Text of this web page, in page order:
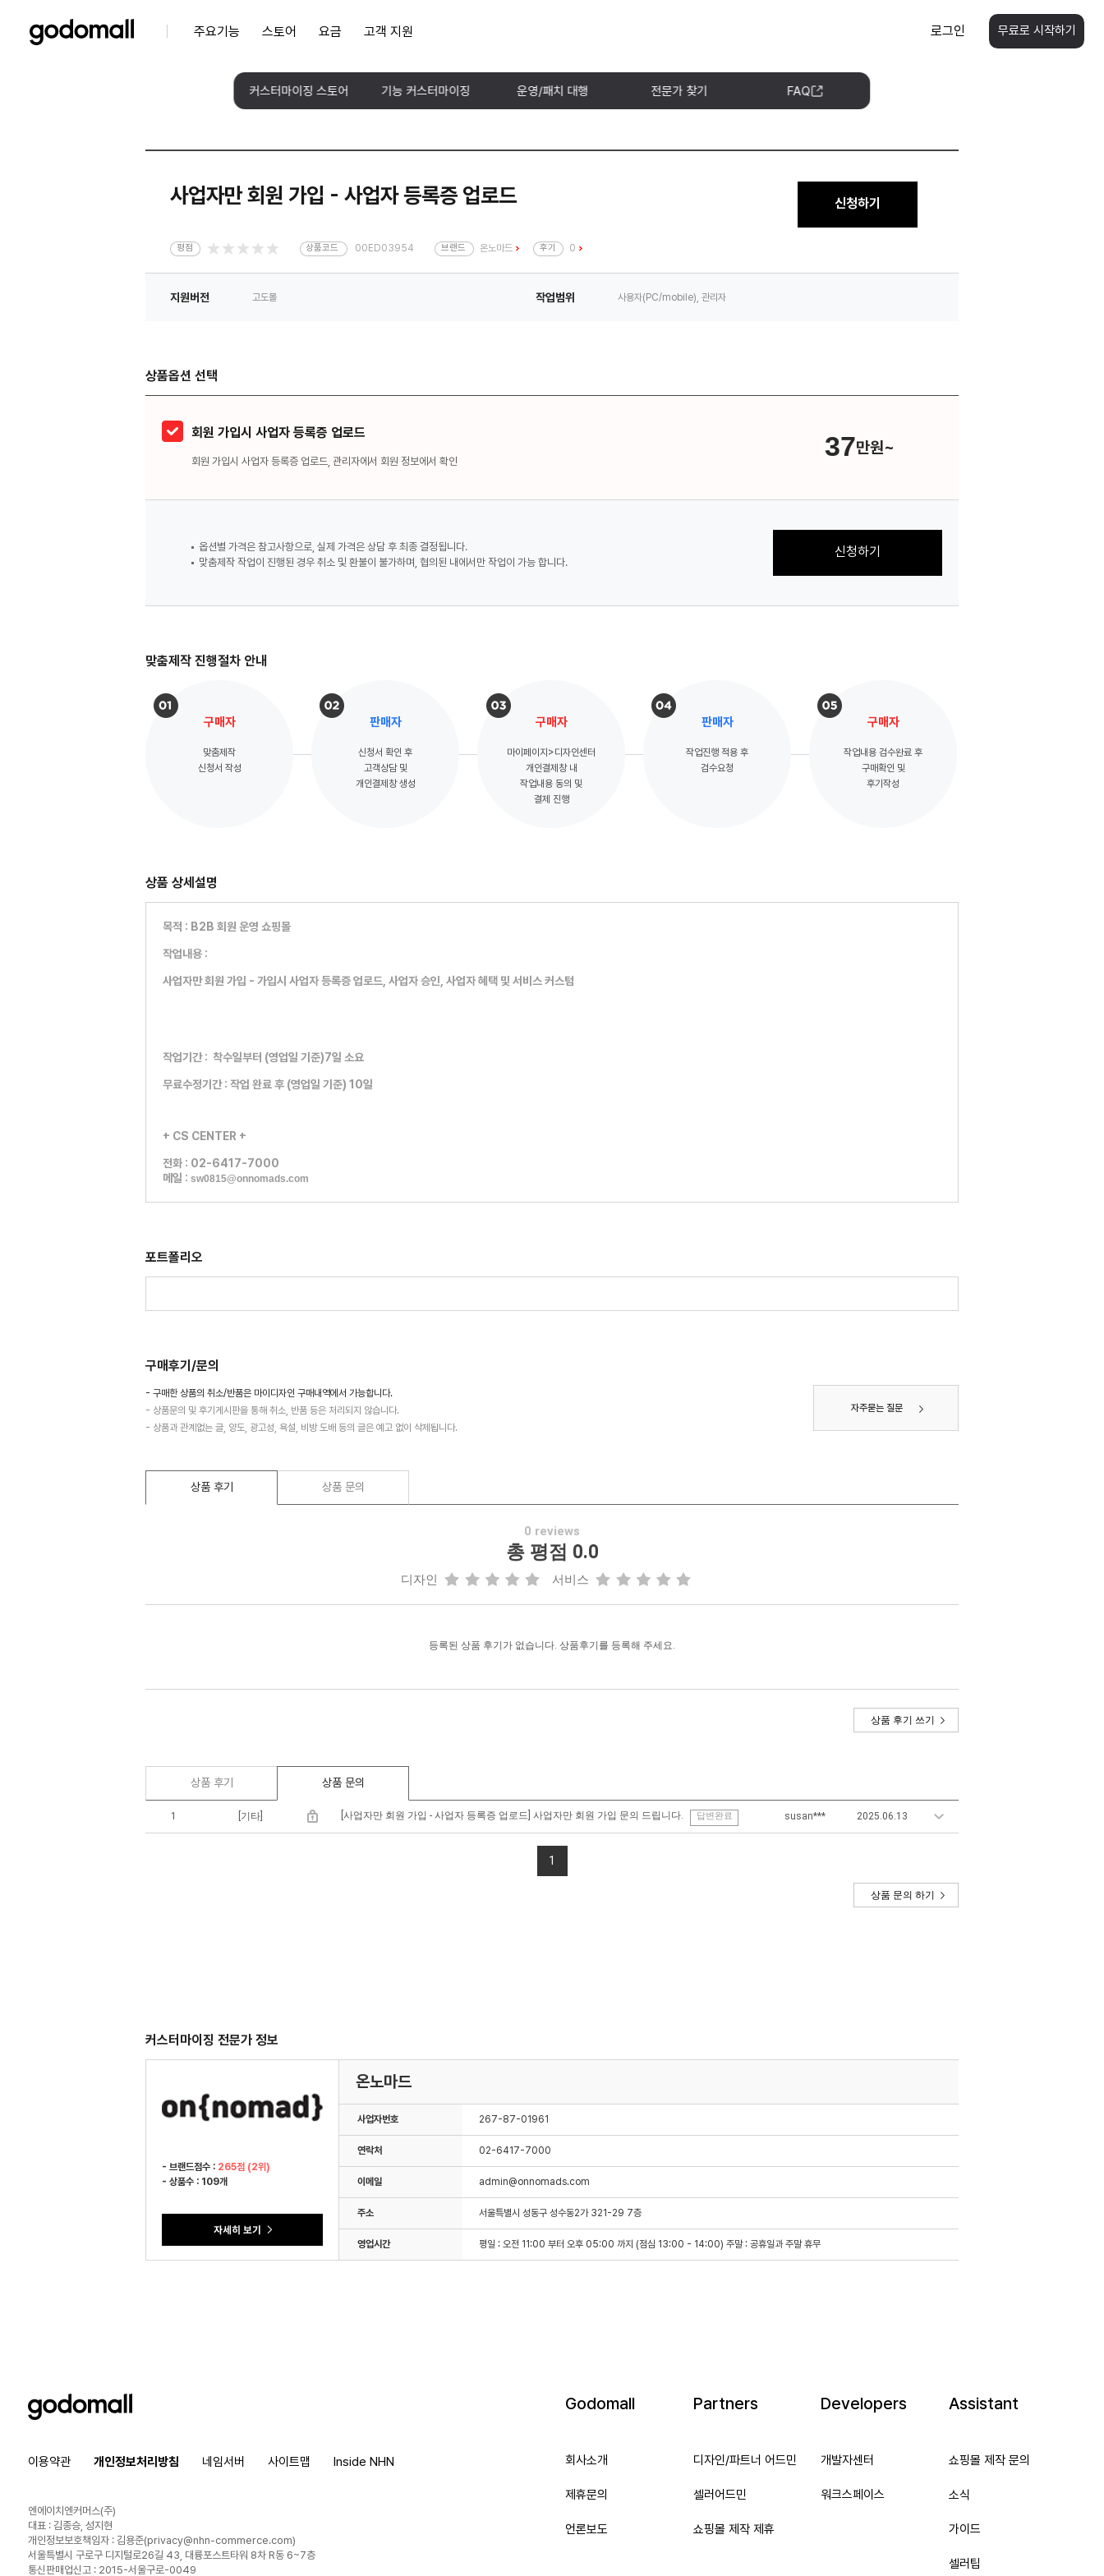
주요기능 스토어 요금 고객 지원 로그인
커스터마이징 스토어 기능 커스터마이징 운영/패치 대행 전문가 찾기 FAQ
무료로 시작하기
사업자만 회원 가입 - 사업자 등록증 업로드 신청하기
평점 상품코드 00ED03954 브랜드 온노마드 후기 0
지원버전 고도몰 작업범위 사용자(PC/mobile), 관리자
상품옵션 선택
회원 가입시 사업자 등록증 업로드
회원 가입시 사업자 등록증 업로드, 관리자에서 회원 정보에서 확인 37만원~
옵션별 가격은 참고사항으로, 실제 가격은 상담 후 최종 결정됩니다.
맞춤제작 작업이 진행된 경우 취소 및 환불이 불가하며, 협의된 내에서만 작업이 가능 합니다.
신청하기
맞춤제작 진행절차 안내
구매자
맞춤제작
신청서 작성
판매자
신청서 확인 후
고객상담 및
개인결제창 생성
구매자
마이페이지>디자인센터
개인결제창 내
작업내용 동의 및
결제 진행
판매자
작업진행 적용 후
검수요청
구매자
작업내용 검수완료 후
구매확인 및
후기작성
상품 상세설명
목적 : B2B 회원 운영 쇼핑몰
작업내용 :
사업자만 회원 가입 - 가입시 사업자 등록증 업로드, 사업자 승인, 사업자 혜택 및 서비스 커스텀
작업기간 : 착수일부터 (영업일 기준)7일 소요
무료수정기간 : 작업 완료 후 (영업일 기준) 10일
+ CS CENTER +
전화 : 02-6417-7000
메일 : sw0815@onnomads.com
포트폴리오
구매후기/문의
- 구매한 상품의 취소/반품은 마이디자인 구매내역에서 가능합니다.
- 상품문의 및 후기게시판을 통해 취소, 반품 등은 처리되지 않습니다.
- 상품과 관계없는 글, 양도, 광고성, 욕설, 비방 도배 등의 글은 예고 없이 삭제됩니다.
자주묻는 질문
상품 후기 상품 문의
상품 후기 상품 문의
커스터마이징 전문가 정보
- 브랜드점수 : 265점 (2위)
- 상품수 : 109개
온노마드
사업자번호 267-87-01961
연락처 02-6417-7000
이메일 admin@onnomads.com
주소 서울특별시 성동구 성수동2가 321-29 7층
영업시간 평일 : 오전 11:00 부터 오후 05:00 까지 (점심 13:00 - 14:00) 주말 : 공휴일과 주말 휴무
godomall
이용약관 개인정보처리방침 네임서버 사이트맵 Inside NHN
엔에이치엔커머스(주)
대표 : 김종승, 성지현
개인정보보호책임자 : 김용준(privacy@nhn-commerce.com)
서울특별시 구로구 디지털로26길 43, 대륭포스트타워 8차 R동 6~7층
통신판매업신고 : 2015-서울구로-0049
Godomall
회사소개
제휴문의
언론보도
Partners
디자인/파트너 어드민
셀러어드민
쇼핑몰 제작 제휴
Developers
개발자센터
워크스페이스
Assistant
쇼핑몰 제작 문의
소식
가이드
셀러팁